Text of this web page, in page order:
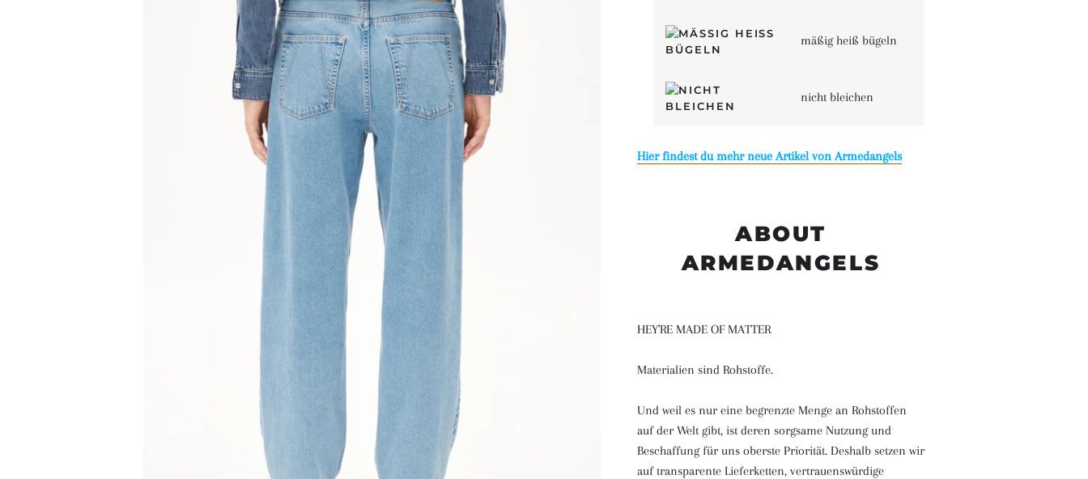
mäßig heiß bügeln
nicht bleichen
Hier findest du mehr neue Artikel von Armedangels
ABOUT
ARMEDANGELS
HEY'RE MADE OF MATTER
Materialien sind Rohstoffe.
Und weil es nur eine begrenzte Menge an Rohstoffen
auf der Welt gibt, ist deren sorgsame Nutzung und
Beschaffung für uns oberste Priorität. Deshalb setzen wir
auf transparente Lieferketten, vertrauenswürdige